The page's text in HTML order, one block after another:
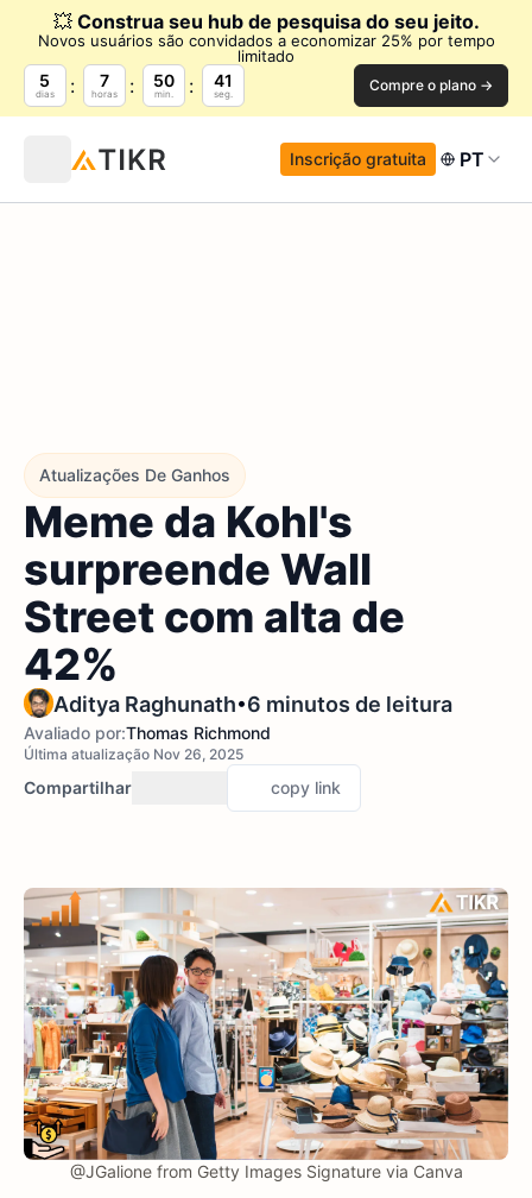
💥 Construa seu hub de pesquisa do seu jeito.
Novos usuários são convidados a economizar 25% por tempo
limitado
5
dias
7
horas
50
min.
40
seg. Compre o plano →
Inscrição gratuita PT
Atualizações De Ganhos
Meme da Kohl's
surpreende Wall
Street com alta de
42%
Aditya Raghunath•6 minutos de leitura
Avaliado por:Thomas Richmond
Última atualização Nov 26, 2025
Compartilhar copy link
@JGalione from Getty Images Signature via Canva